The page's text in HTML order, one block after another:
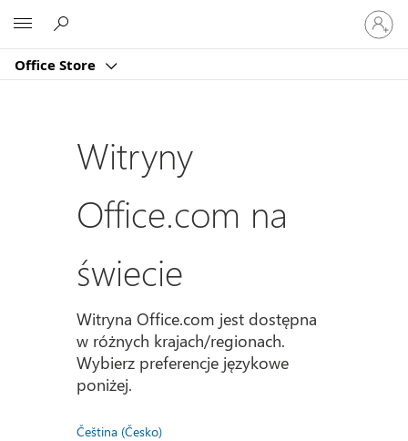
Office Store
Zaloguj
się
do
konta
Witryny
Office.com na
świecie
Witryna Office.com jest dostępna
w różnych krajach/regionach.
Wybierz preferencje językowe
poniżej.
Čeština (Česko)